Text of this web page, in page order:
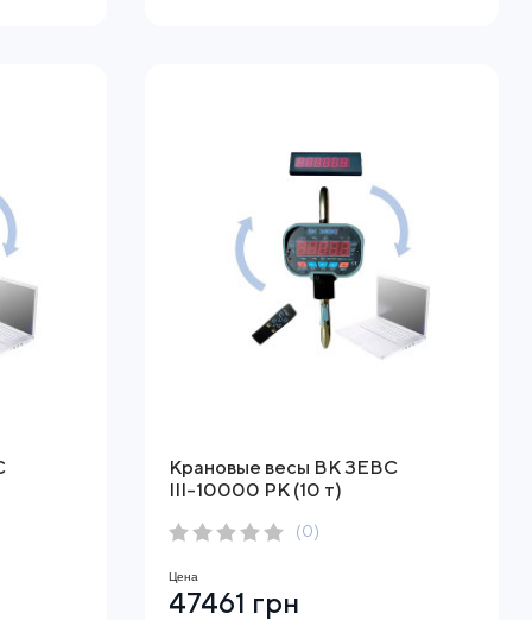
Крановые весы ВК ЗЕВС
ІІІ-10000 РК (10 т)
(0)
Цена
47461 грн